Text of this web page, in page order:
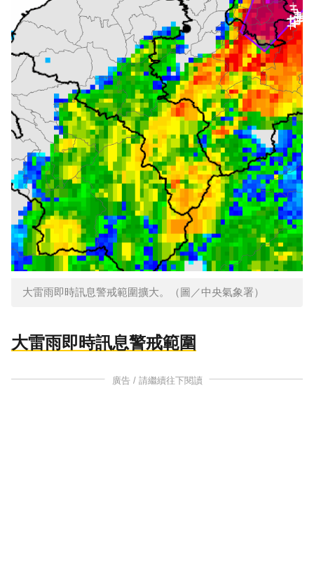
大雷雨即時訊息警戒範圍擴大。（圖／中央氣象署）
大雷雨即時訊息警戒範圍
廣告 / 請繼續往下閱讀